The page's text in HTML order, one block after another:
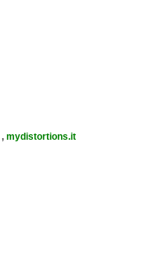
, mydistortions.it